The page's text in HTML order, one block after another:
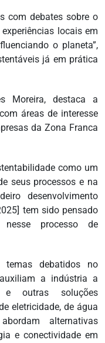
com debates sobre o
locais em
o planeta”,
já em prática
Moreira, destaca a
áreas de interesse
da Zona Franca
como um
seus processos e na
desenvolvimento
tem sido pensado
nesse processo de
temas debatidos no
a indústria a
e outras soluções
eletricidade, de água
alternativas
e conectividade em